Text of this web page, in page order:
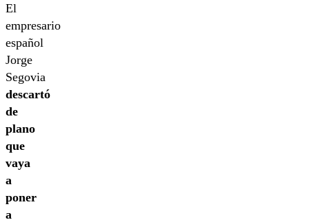
El
empresario
español
Jorge
Segovia
descartó
de
plano
que
vaya
a
poner
a